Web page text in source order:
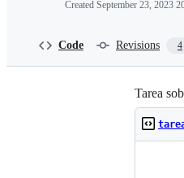
Created September 23, 2023
Code Revisions 4
Tarea